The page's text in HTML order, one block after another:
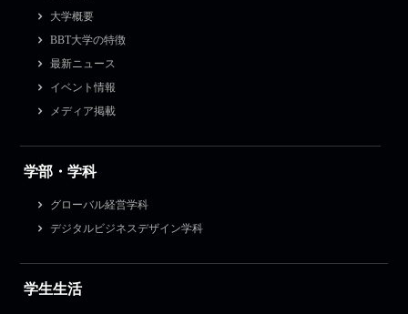
大学概要
BBT大学の特徴
最新ニュース
イベント情報
メディア掲載
学部・学科
グローバル経営学科
デジタルビジネスデザイン学科
学生生活